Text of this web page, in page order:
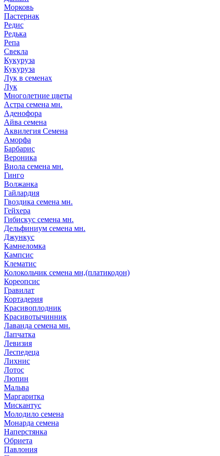
Морковь
Пастернак
Редис
Редька
Репа
Свекла
Кукуруза
Кукуруза
Лук в семенах
Лук
Многолетние цветы
Астра семена мн.
Аденофора
Айва семена
Аквилегия Семена
Аморфа
Барбарис
Вероника
Виола семена мн.
Гинго
Волжанка
Гайлардия
Гвоздика семена мн.
Гейхера
Гибискус семена мн.
Дельфиниум семена мн.
Джункус
Камнеломка
Кампсис
Клематис
Колокольчик семена мн,(платикодон)
Кореопсис
Гравилат
Кортадерия
Красивоплодник
Красивотычинник
Лаванда семена мн.
Лапчатка
Левизия
Леспедеца
Лихнис
Лотос
Люпин
Мальва
Маргаритка
Мискантус
Молодило семена
Монарда семена
Наперстянка
Обриета
Павлония